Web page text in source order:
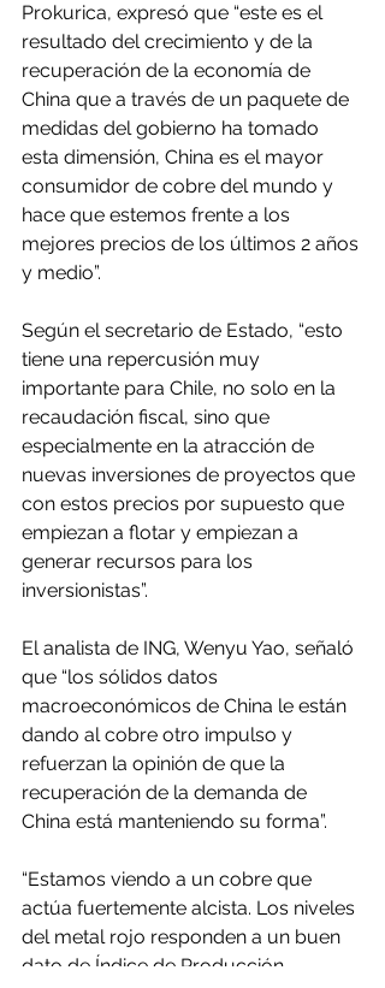
Prokurica, expresó que “este es el
resultado del crecimiento y de la
recuperación de la economía de
China que a través de un paquete de
medidas del gobierno ha tomado
esta dimensión, China es el mayor
consumidor de cobre del mundo y
hace que estemos frente a los
mejores precios de los últimos 2 años
y medio”.
Según el secretario de Estado, “esto
tiene una repercusión muy
importante para Chile, no solo en la
recaudación fiscal, sino que
especialmente en la atracción de
nuevas inversiones de proyectos que
con estos precios por supuesto que
empiezan a flotar y empiezan a
generar recursos para los
inversionistas”.
El analista de ING, Wenyu Yao, señaló
que “los sólidos datos
macroeconómicos de China le están
dando al cobre otro impulso y
refuerzan la opinión de que la
recuperación de la demanda de
China está manteniendo su forma”.
“Estamos viendo a un cobre que
actúa fuertemente alcista. Los niveles
del metal rojo responden a un buen
dato de Índice de Producción